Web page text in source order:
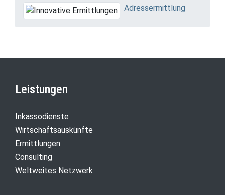
Adressermittlung
Leistungen
Inkassodienste
Wirtschaftsauskünfte
Ermittlungen
Consulting
Weltweites Netzwerk